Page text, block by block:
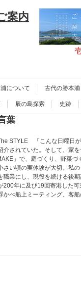
案内
について 古代の勝本浦
辰の島探索 史跡
葉
STYLE 「こんな日曜日
介されていた。そして、家
」で、庭づくり、野菜
さい頃の実体験が大切。私
職業にし、現役を続ける後
200年に及び19回寄港した
かべ船上ミーティング、客